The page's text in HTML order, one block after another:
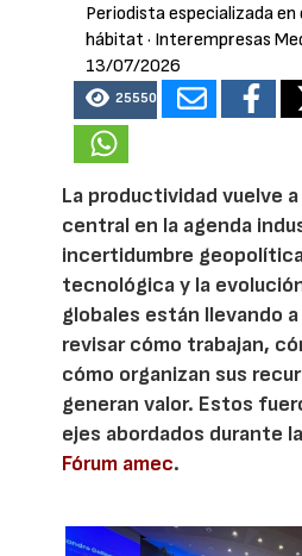
Periodista especializada
hábitat · Interempresas
13/07/2026
25550
La productividad vuelve
central en la agenda
incertidumbre
tecnológica y la
globales están llevando
revisar cómo trabajan,
cómo organizan sus
generan valor. Estos
ejes abordados durante
Fórum amec.